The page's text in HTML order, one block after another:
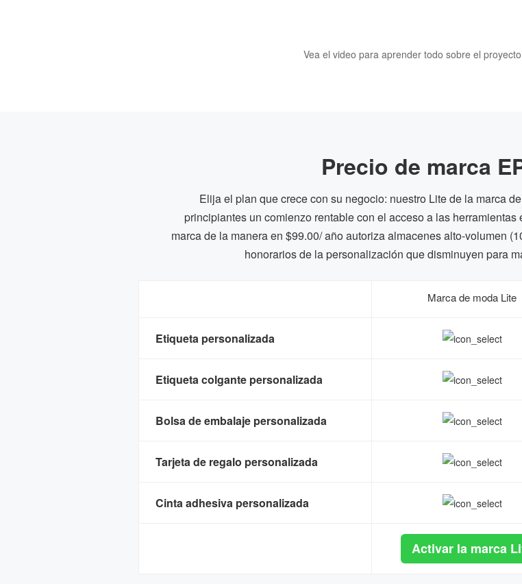
Vea el video para aprender todo sobre el
Precio de marca
Elija el plan que crece con su negocio: nuestro Lite de la marca
principiantes un comienzo rentable con el acceso a las
marca de la manera en $99.00/ año autoriza almacenes alto-volumen
honorarios de la personalización que disminuyen para
Marca de moda Lite
Etiqueta personalizada
Etiqueta colgante personalizada
Bolsa de embalaje personalizada
Tarjeta de regalo personalizada
Cinta adhesiva personalizada
Activar la marca